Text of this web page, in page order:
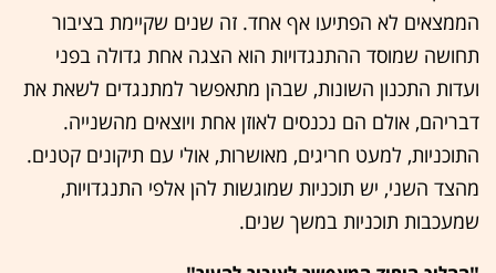
הממצאים לא הפתיעו אף אחד. זה שנים שקיימת בציבור
תחושה שמוסד ההתנגדויות הוא הצגה אחת גדולה בפני
ועדות התכנון השונות, שבהן מתאפשר למתנגדים לשאת את
דבריהם, אולם הם נכנסים לאוזן אחת ויוצאים מהשנייה.
התוכניות, למעט חריגים, מאושרות, אולי עם תיקונים קטנים.
מהצד השני, יש תוכניות שמוגשות להן אלפי התנגדויות,
שמעכבות תוכניות במשך שנים.